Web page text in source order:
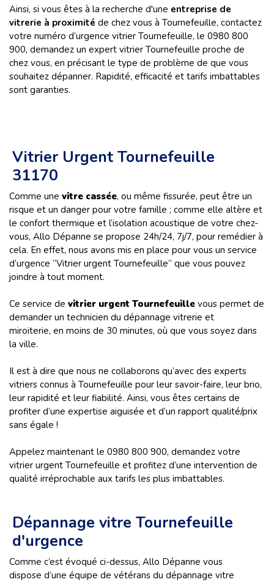
Ainsi, si vous êtes à la recherche d'une entreprise de
vitrerie à proximité de chez vous à Tournefeuille, contactez
votre numéro d’urgence vitrier Tournefeuille, le 0980 800
900, demandez un expert vitrier Tournefeuille proche de
chez vous, en précisant le type de problème de que vous
souhaitez dépanner. Rapidité, efficacité et tarifs imbattables
sont garanties.
Vitrier Urgent Tournefeuille
31170
Comme une vitre cassée, ou même fissurée, peut être un
risque et un danger pour votre famille ; comme elle altère et
le confort thermique et l’isolation acoustique de votre chez-
vous, Allo Dépanne se propose 24h/24, 7j/7, pour remédier à
cela. En effet, nous avons mis en place pour vous un service
d’urgence “Vitrier urgent Tournefeuille” que vous pouvez
joindre à tout moment.
Ce service de vitrier urgent Tournefeuille vous permet de
demander un technicien du dépannage vitrerie et
miroiterie, en moins de 30 minutes, où que vous soyez dans
la ville.
Il est à dire que nous ne collaborons qu’avec des experts
vitriers connus à Tournefeuille pour leur savoir-faire, leur brio,
leur rapidité et leur fiabilité. Ainsi, vous êtes certains de
profiter d’une expertise aiguisée et d’un rapport qualité/prix
sans égale !
Appelez maintenant le 0980 800 900, demandez votre
vitrier urgent Tournefeuille et profitez d’une intervention de
qualité irréprochable aux tarifs les plus imbattables.
Dépannage vitre Tournefeuille
d'urgence
Comme c’est évoqué ci-dessus, Allo Dépanne vous
dispose d’une équipe de vétérans du dépannage vitre